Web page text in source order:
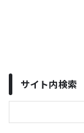
サイト内検索